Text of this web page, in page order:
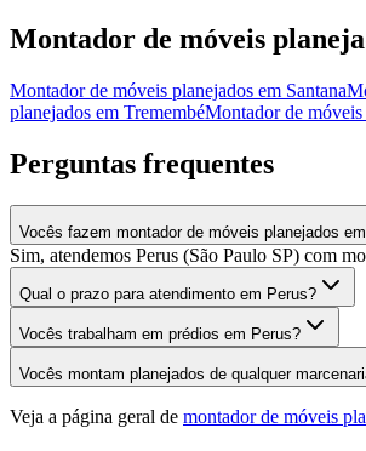
Montador de móveis
Montador de móveis planejados em Santana
planejados em TremembéMontador de móveis
Perguntas frequentes
Vocês fazem montador de móveis planejados
Sim, atendemos Perus (São Paulo SP) com
Qual o prazo para atendimento em Perus?
Vocês trabalham em prédios em Perus?
Vocês montam planejados de qualquer
Veja a página geral de montador de móveis